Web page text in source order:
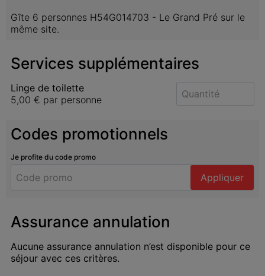
Gîte 6 personnes H54G014703 - Le Grand Pré sur le
même site.
Services supplémentaires
Linge de toilette
5,00 € par personne
Codes promotionnels
Je profite du code promo
Appliquer
Assurance annulation
Aucune assurance annulation n’est disponible pour ce
séjour avec ces critères.